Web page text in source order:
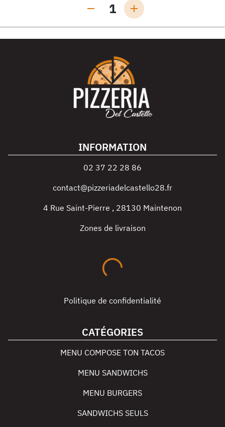
1
INFORMATION
02 37 22 28 86
contact@pizzeriadelcastello28.fr
4 Rue Saint-Pierre , 28130 Maintenon
Zones de livraison
Politique de confidentialité
CATÉGORIES
MENU COMPOSE TON TACOS
MENU SANDWICHS
MENU BURGERS
SANDWICHS SEULS